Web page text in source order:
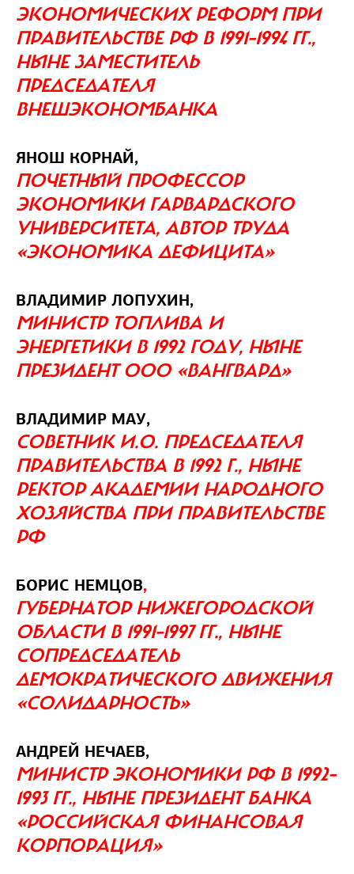
ЭКОНОМИЧЕСКИХ РЕФОРМ ПРИ
ПРАВИТЕЛЬСТВЕ РФ В 1991–1994 ГГ.,
НЫНЕ ЗАМЕСТИТЕЛЬ
ПРЕДСЕДАТЕЛЯ
ВНЕШЭКОНОМБАНКА
ЯНОШ КОРНАЙ,
ПОЧЕТНЫЙ ПРОФЕССОР
ЭКОНОМИКИ ГАРВАРДСКОГО
УНИВЕРСИТЕТА, АВТОР ТРУДА
«ЭКОНОМИКА ДЕФИЦИТА»
ВЛАДИМИР ЛОПУХИН,
МИНИСТР ТОПЛИВА И
ЭНЕРГЕТИКИ В 1992 ГОДУ, НЫНЕ
ПРЕЗИДЕНТ ООО «ВАНГВАРД»
ВЛАДИМИР МАУ,
СОВЕТНИК И.О. ПРЕДСЕДАТЕЛЯ
ПРАВИТЕЛЬСТВА В 1992 Г., НЫНЕ
РЕКТОР АКАДЕМИИ НАРОДНОГО
ХОЗЯЙСТВА ПРИ ПРАВИТЕЛЬСТВЕ
РФ
БОРИС НЕМЦОВ,
ГУБЕРНАТОР НИЖЕГОРОДСКОЙ
ОБЛАСТИ В 1991–1997 ГГ., НЫНЕ
СОПРЕДСЕДАТЕЛЬ
ДЕМОКРАТИЧЕСКОГО ДВИЖЕНИЯ
«СОЛИДАРНОСТЬ»
АНДРЕЙ НЕЧАЕВ,
МИНИСТР ЭКОНОМИКИ РФ В 1992–
1993 ГГ., НЫНЕ ПРЕЗИДЕНТ БАНКА
«РОССИЙСКАЯ ФИНАНСОВАЯ
КОРПОРАЦИЯ»